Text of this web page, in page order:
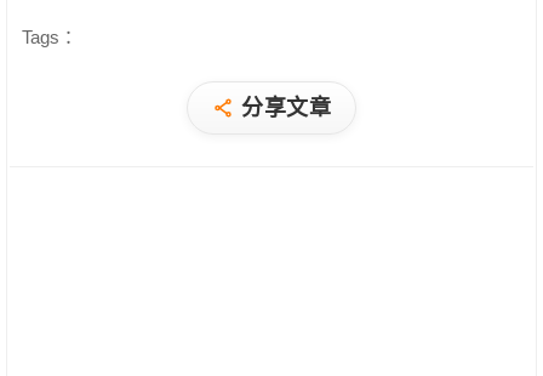
Tags：
分享文章